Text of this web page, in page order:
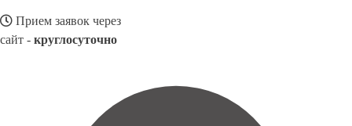
Прием заявок через
сайт - круглосуточно